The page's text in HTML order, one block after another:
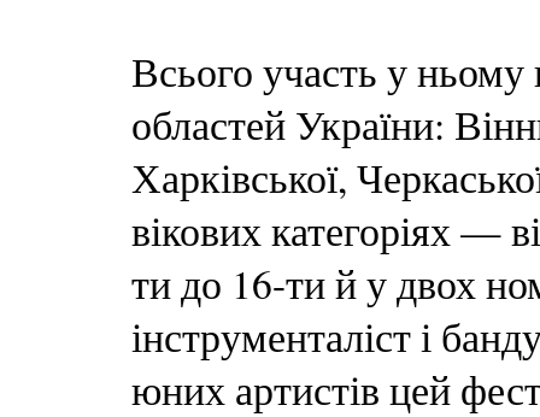
Всього участь у ньому
областей України:
Харківської,
вікових категоріях —
ти до 16-ти й у двох
інструменталіст і
юних артистів цей